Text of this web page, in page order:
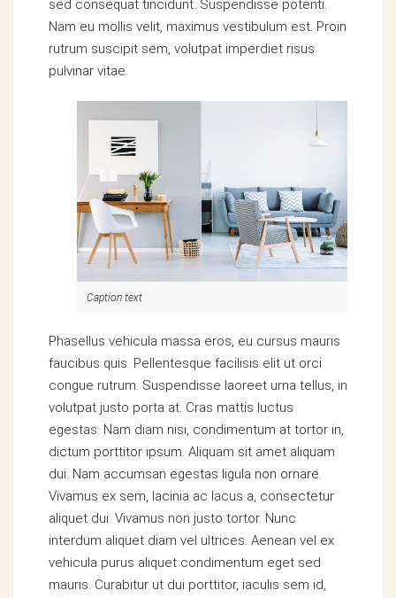
sed consequat tincidunt. Suspendisse potenti.
Nam eu mollis velit, maximus vestibulum est. Proin
rutrum suscipit sem, volutpat imperdiet risus
pulvinar vitae.
Caption text
Phasellus vehicula massa eros, eu cursus mauris
faucibus quis. Pellentesque facilisis elit ut orci
congue rutrum. Suspendisse laoreet urna tellus, in
volutpat justo porta at. Cras mattis luctus
egestas. Nam diam nisi, condimentum at tortor in,
dictum porttitor ipsum. Aliquam sit amet aliquam
dui. Nam accumsan egestas ligula non ornare.
Vivamus ex sem, lacinia ac lacus a, consectetur
aliquet dui. Vivamus non justo tortor. Nunc
interdum aliquet diam vel ultrices. Aenean vel ex
vehicula purus aliquet condimentum eget sed
mauris. Curabitur ut dui porttitor, iaculis sem id,